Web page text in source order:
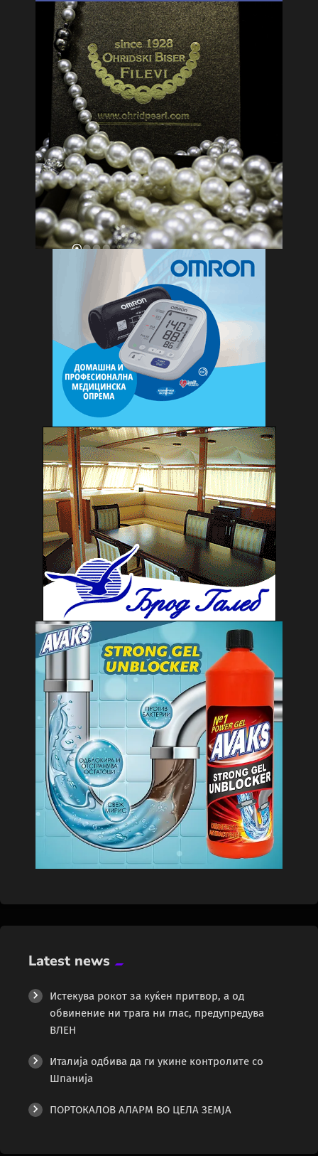
Latest news
Истекува рокот за куќен притвор, а од
обвинение ни трага ни глас, предупредува
ВЛЕН
Италија одбива да ги укине контролите со
Шпанија
ПОРТОКАЛОВ АЛАРМ ВО ЦЕЛА ЗЕМЈА